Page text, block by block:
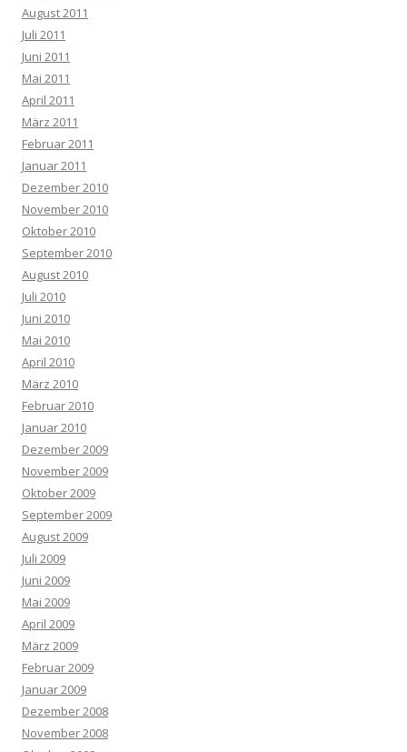
August 2011
Juli 2011
Juni 2011
Mai 2011
April 2011
März 2011
Februar 2011
Januar 2011
Dezember 2010
November 2010
Oktober 2010
September 2010
August 2010
Juli 2010
Juni 2010
Mai 2010
April 2010
März 2010
Februar 2010
Januar 2010
Dezember 2009
November 2009
Oktober 2009
September 2009
August 2009
Juli 2009
Juni 2009
Mai 2009
April 2009
März 2009
Februar 2009
Januar 2009
Dezember 2008
November 2008